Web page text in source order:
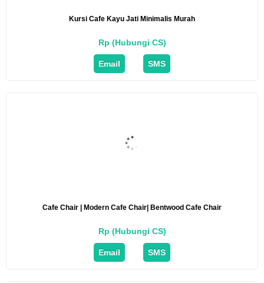
Kursi Cafe Kayu Jati Minimalis Murah
Rp (Hubungi CS)
Email SMS
Cafe Chair | Modern Cafe Chair| Bentwood Cafe Chair
Rp (Hubungi CS)
Email SMS